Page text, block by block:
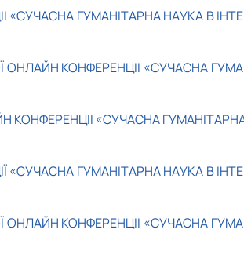
ГУМАНІТАРНА НАУКА В
КОНФЕРЕНЦІІ «СУЧАСНА
«СУЧАСНА
ГУМАНІТАРНА НАУКА В
КОНФЕРЕНЦІІ «СУЧАСНА